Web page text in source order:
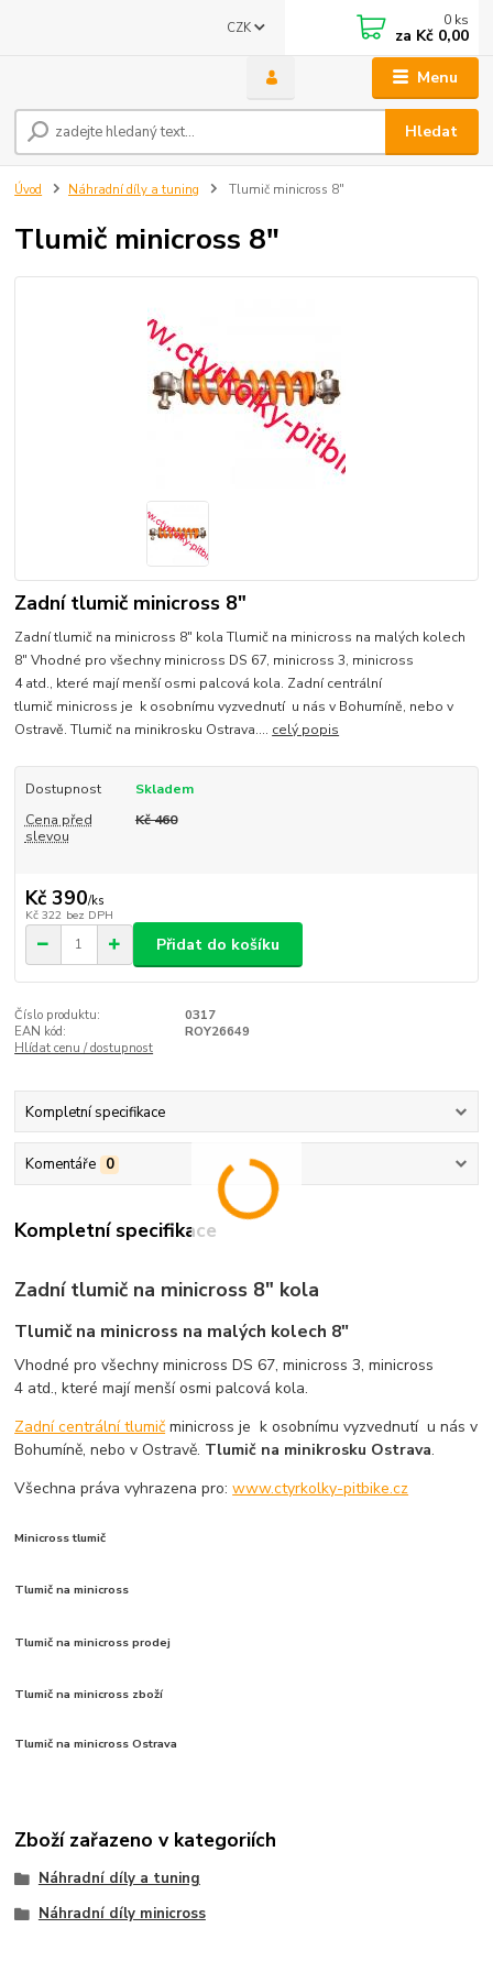
Menu
CZK
Hledat
0 ks
za Kč 0,00
Úvod Náhradní díly a tuning Tlumič minicross 8"
Tlumič minicross 8"
Zadní tlumič minicross 8"
Zadní tlumič na minicross 8" kola Tlumič na minicross na malých kolech
8" Vhodné pro všechny minicross DS 67, minicross 3, minicross
4 atd., které mají menší osmi palcová kola. Zadní centrální
tlumič minicross je k osobnímu vyzvednutí u nás v Bohumíně, nebo v
Ostravě. Tlumič na minikrosku Ostrava.... celý popis
Dostupnost
Skladem
Cena před
slevou
Kč 460
Kč 390/ks
Kč 322 bez DPH
Přidat do košíku
Číslo produktu:
0317
EAN kód:
ROY26649
Hlídat cenu / dostupnost
Kompletní specifikace
Komentáře 0
Kompletní specifikace
Zadní tlumič na minicross 8" kola
Tlumič na minicross na malých kolech 8"
Vhodné pro všechny minicross DS 67, minicross 3, minicross
4 atd., které mají menší osmi palcová kola.
Zadní centrální tlumič minicross je k osobnímu vyzvednutí u nás v
Bohumíně, nebo v Ostravě. Tlumič na minikrosku Ostrava.
Všechna práva vyhrazena pro:www.ctyrkolky-pitbike.cz
Minicross tlumič
Tlumič na minicross
Tlumič na minicross prodej
Tlumič na minicross zboží
Tlumič na minicross Ostrava
Zboží zařazeno v kategoriích
Náhradní díly a tuning
Náhradní díly minicross